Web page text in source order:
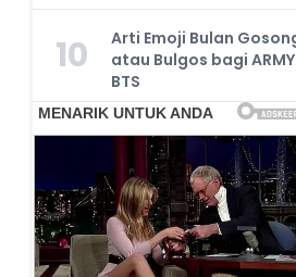
10
Arti Emoji Bulan
atau Bulgos bagi ARMY
BTS